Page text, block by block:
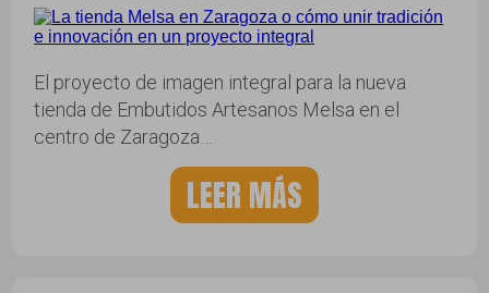
El proyecto de imagen integral para la nueva
tienda de Embutidos Artesanos Melsa en el
centro de Zaragoza…
LEER MÁS